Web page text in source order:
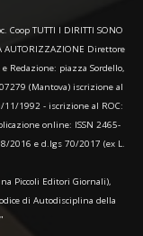
Coop TUTTI I DIRITTI SONO
AUTORIZZAZIONE Direttore
Redazione: piazza Sordello,
(Mantova) iscrizione al
1992 - iscrizione al ROC:
online: ISSN 2465-
2016 e d.lgs 70/2017 (ex L.
Piccoli Editori Giornali),
di Autodisciplina della